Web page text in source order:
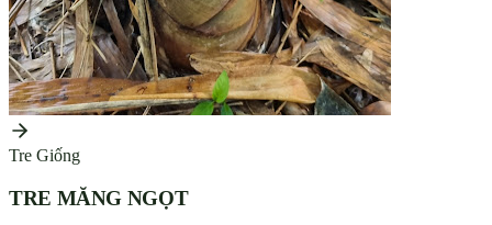
Tre Giống
TRE MĂNG NGỌT